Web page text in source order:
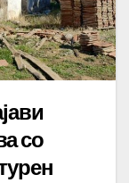
со